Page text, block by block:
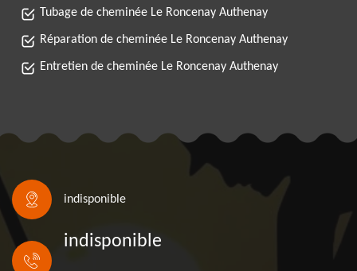
Tubage de cheminée Le Roncenay Authenay
Réparation de cheminée Le Roncenay Authenay
Entretien de cheminée Le Roncenay Authenay
indisponible
indisponible